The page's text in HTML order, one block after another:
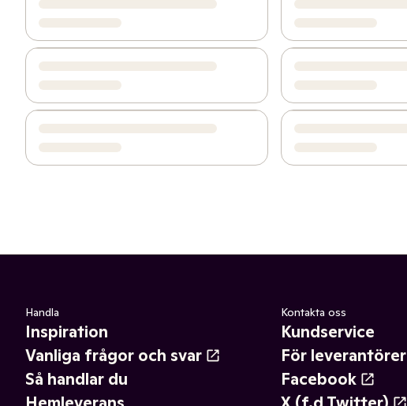
Handla
Inspiration
Vanliga frågor och svar
Så handlar du
Kontakta oss
Kundservice
För leverantörer
Facebook